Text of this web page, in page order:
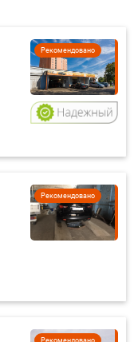
Рекомендовано
Рекомендовано